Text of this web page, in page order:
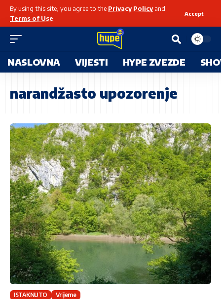
By using this site, you agree to the Privacy Policyand
Terms of Use
Accept
NASLOVNA VIJESTI HYPE ZVEZDE
narandžasto upozorenje
ISTAKNUTO Vrijeme